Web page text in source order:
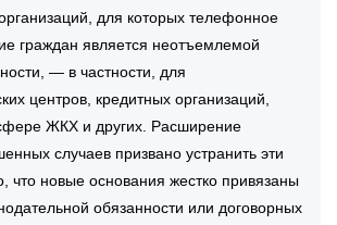
для которых телефонное
граждан является неотъемлемой
— в частности, для
центров, кредитных организаций,
ЖКХ и других. Расширение
случаев призвано устранить эти
что новые основания жестко привязаны
обязанности или договорных